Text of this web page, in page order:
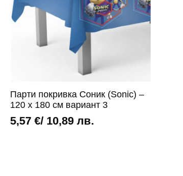
Парти покривка Соник (Sonic) –
120 х 180 см вариант 3
5,57€/ 10,89 лв.